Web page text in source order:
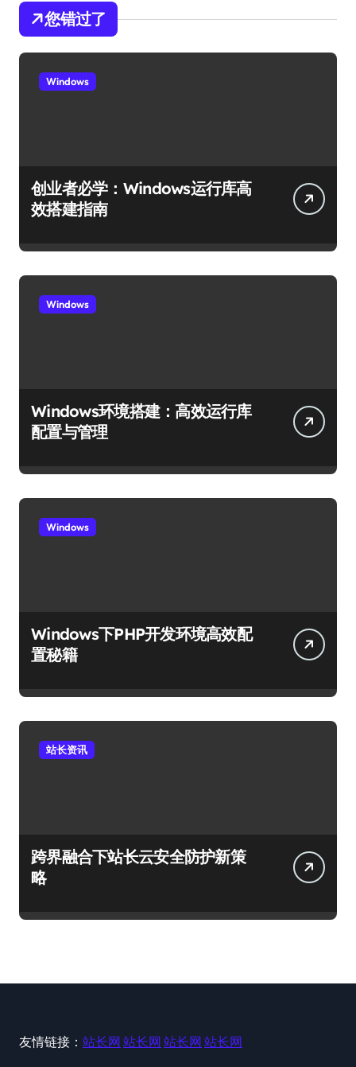
您错过了
Windows
创业者必学：Windows运行库高
效搭建指南
Windows
Windows环境搭建：高效运行库
配置与管理
Windows
Windows下PHP开发环境高效配
置秘籍
站长资讯
跨界融合下站长云安全防护新策
略
友情链接： 站长网 站长网 站长网 站长网